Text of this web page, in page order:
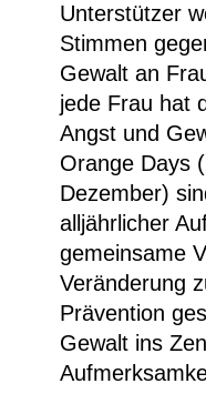
Unterstützer
Stimmen
Gewalt an
jede Frau hat
Angst und
Orange Days
Dezember)
alljährlicher
gemeinsame
Veränderung
Prävention
Gewalt ins